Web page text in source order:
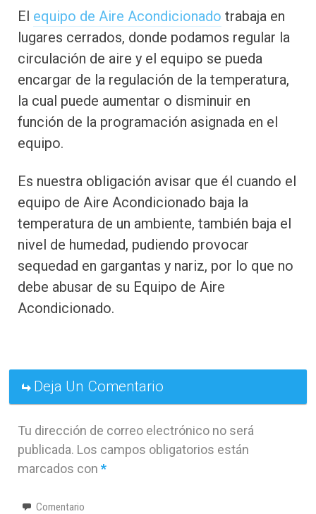
El equipo de Aire Acondicionado trabaja en
lugares cerrados, donde podamos regular la
circulación de aire y el equipo se pueda
encargar de la regulación de la temperatura,
la cual puede aumentar o disminuir en
función de la programación asignada en el
equipo.
Es nuestra obligación avisar que él cuando el
equipo de Aire Acondicionado baja la
temperatura de un ambiente, también baja el
nivel de humedad, pudiendo provocar
sequedad en gargantas y nariz, por lo que no
debe abusar de su Equipo de Aire
Acondicionado.
Deja Un Comentario
Tu dirección de correo electrónico no será
publicada. Los campos obligatorios están
marcados con *
Comentario